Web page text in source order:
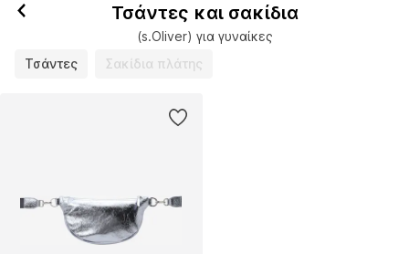
Τσάντες και σακίδια
(s.Oliver) για γυναίκες
Τσάντες
Σακίδια πλάτης